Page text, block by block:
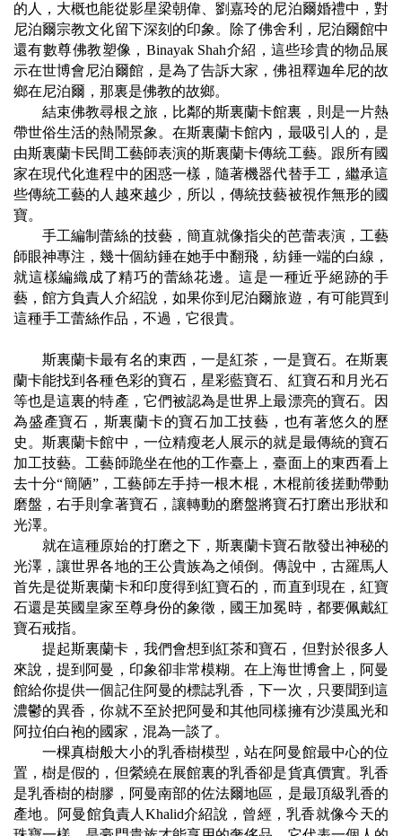
的人，大概也能從影星梁朝偉、劉嘉玲的尼泊爾婚禮中，對
尼泊爾宗教文化留下深刻的印象。除了佛舍利，尼泊爾館中
還有數尊佛教塑像， Binayak Shah介紹，這些珍貴的物品展
示在世博會尼泊爾館，是為了告訴大家，佛祖釋迦牟尼的故
鄉在尼泊爾，那裏是佛教的故鄉。
結束佛教尋根之旅，比鄰的斯裏蘭卡館裏，則是一片熱
帶世俗生活的熱鬧景象。在斯裏蘭卡館內，最吸引人的，是
由斯裏蘭卡民間工藝師表演的斯裏蘭卡傳統工藝。跟所有國
家在現代化進程中的困惑一樣，隨著機器代替手工，繼承這
些傳統工藝的人越來越少，所以，傳統技藝被視作無形的國
寶。
手工編制蕾絲的技藝，簡直就像指尖的芭蕾表演，工藝
師眼神專注，幾十個紡錘在她手中翻飛，紡錘一端的白線，
就這樣編織成了精巧的蕾絲花邊。這是一種近乎絕跡的手
藝，館方負責人介紹說，如果你到尼泊爾旅遊，有可能買到
這種手工蕾絲作品，不過，它很貴。
斯裏蘭卡最有名的東西，一是紅茶，一是寶石。在斯裏
蘭卡能找到各種色彩的寶石，星彩藍寶石、紅寶石和月光石
等也是這裏的特產，它們被認為是世界上最漂亮的寶石。因
為盛產寶石，斯裏蘭卡的寶石加工技藝，也有著悠久的歷
史。斯裏蘭卡館中，一位精瘦老人展示的就是最傳統的寶石
加工技藝。工藝師跪坐在他的工作臺上，臺面上的東西看上
去十分“簡陋”，工藝師左手持一根木棍，木棍前後搓動帶動
磨盤，右手則拿著寶石，讓轉動的磨盤將寶石打磨出形狀和
光澤。
就在這種原始的打磨之下，斯裏蘭卡寶石散發出神秘的
光澤，讓世界各地的王公貴族為之傾倒。傳說中，古羅馬人
首先是從斯裏蘭卡和印度得到紅寶石的，而直到現在，紅寶
石還是英國皇家至尊身份的象徵，國王加冕時，都要佩戴紅
寶石戒指。
提起斯裏蘭卡，我們會想到紅茶和寶石，但對於很多人
來說，提到阿曼，印象卻非常模糊。在上海世博會上，阿曼
館給你提供一個記住阿曼的標誌乳香，下一次，只要聞到這
濃鬱的異香，你就不至於把阿曼和其他同樣擁有沙漠風光和
阿拉伯白袍的國家，混為一談了。
一棵真樹般大小的乳香樹模型，站在阿曼館最中心的位
置，樹是假的，但縈繞在展館裏的乳香卻是貨真價實。乳香
是乳香樹的樹膠，阿曼南部的佐法爾地區，是最頂級乳香的
產地。阿曼館負責人 Khalid介紹說，曾經，乳香就像今天的